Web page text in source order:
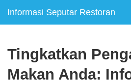
Informasi Seputar Restoran
Tingkatkan
Makan Anda: